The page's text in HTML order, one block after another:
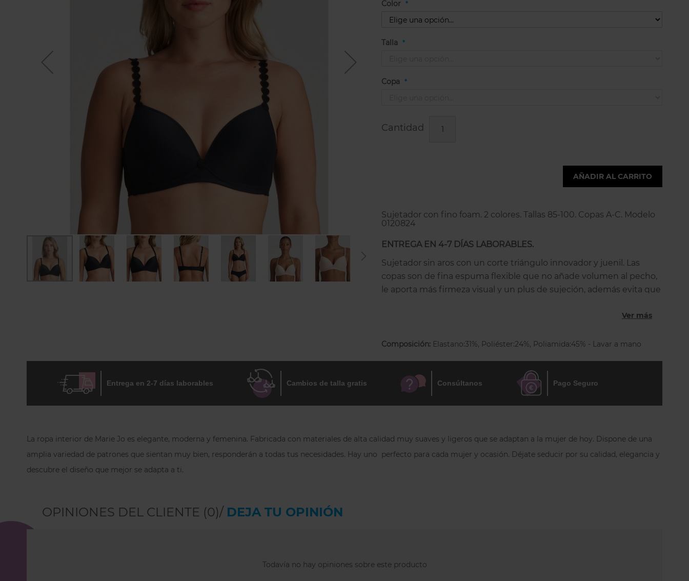
Color
Talla
Copa
Cantidad
AÑADIR AL CARRITO
Sujetador con fino foam. 2 colores. Tallas 85-100. Copas A-C. Modelo
0120824
ENTREGA EN 4-7 DÍAS LABORABLES.
Sujetador sin aros con un corte triángulo innovador y juenil. Las
copas son de fina espuma flexible que no añade volumen al pecho,
le aporta más firmeza visual y un plus de sujeción, además evita que
Es un nuevo sujetador sin aros de copa completa que recoge y
invisible bajo la ropa ajustada o fina. Está hecho con un tejido muy
suave y cómodo. Pensado para sentirse bien, bella sin más. Tirantes
decorados con los icónicos círculos,regulables por detrás y
multiposición: los puedes llevar rectos, cruzados o al cuello.
Ver más
Composición: Elastano:31%, Poliéster:24%, Poliamida:45% - Lavar a mano
Entrega en 2-7 días laborables Cambios de talla gratis Consúltanos Pago Seguro
La ropa interior de Marie Jo es elegante, moderna y femenina. Fabricada con materiales de alta calidad muy suaves y ligeros que se adaptan a la mujer de hoy. Dispone de una
amplia variedad de patrones que sientan muy bien, responderán a todas tus necesidades. Hay uno perfecto para cada mujer y ocasión. Déjate seducir por su calidad, elegancia y
descubre el diseño que mejor se adapta a ti.
OPINIONES DEL CLIENTE (0)/ DEJA TU OPINIÓN
Todavía no hay opiniones sobre este producto